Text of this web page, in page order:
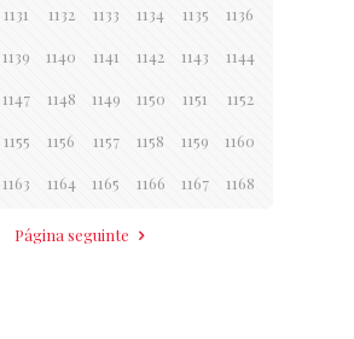
1131 1132 1133 1134 1135 1136
1139 1140 1141 1142 1143 1144
1147 1148 1149 1150 1151 1152
1155 1156 1157 1158 1159 1160
1163 1164 1165 1166 1167 1168
Página seguinte